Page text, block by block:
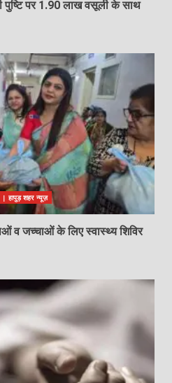
पुष्टि पर 1.90 लाख वसूली के साथ
शहर न्यूज़
व जच्चाओं के लिए स्वास्थ्य शिविर